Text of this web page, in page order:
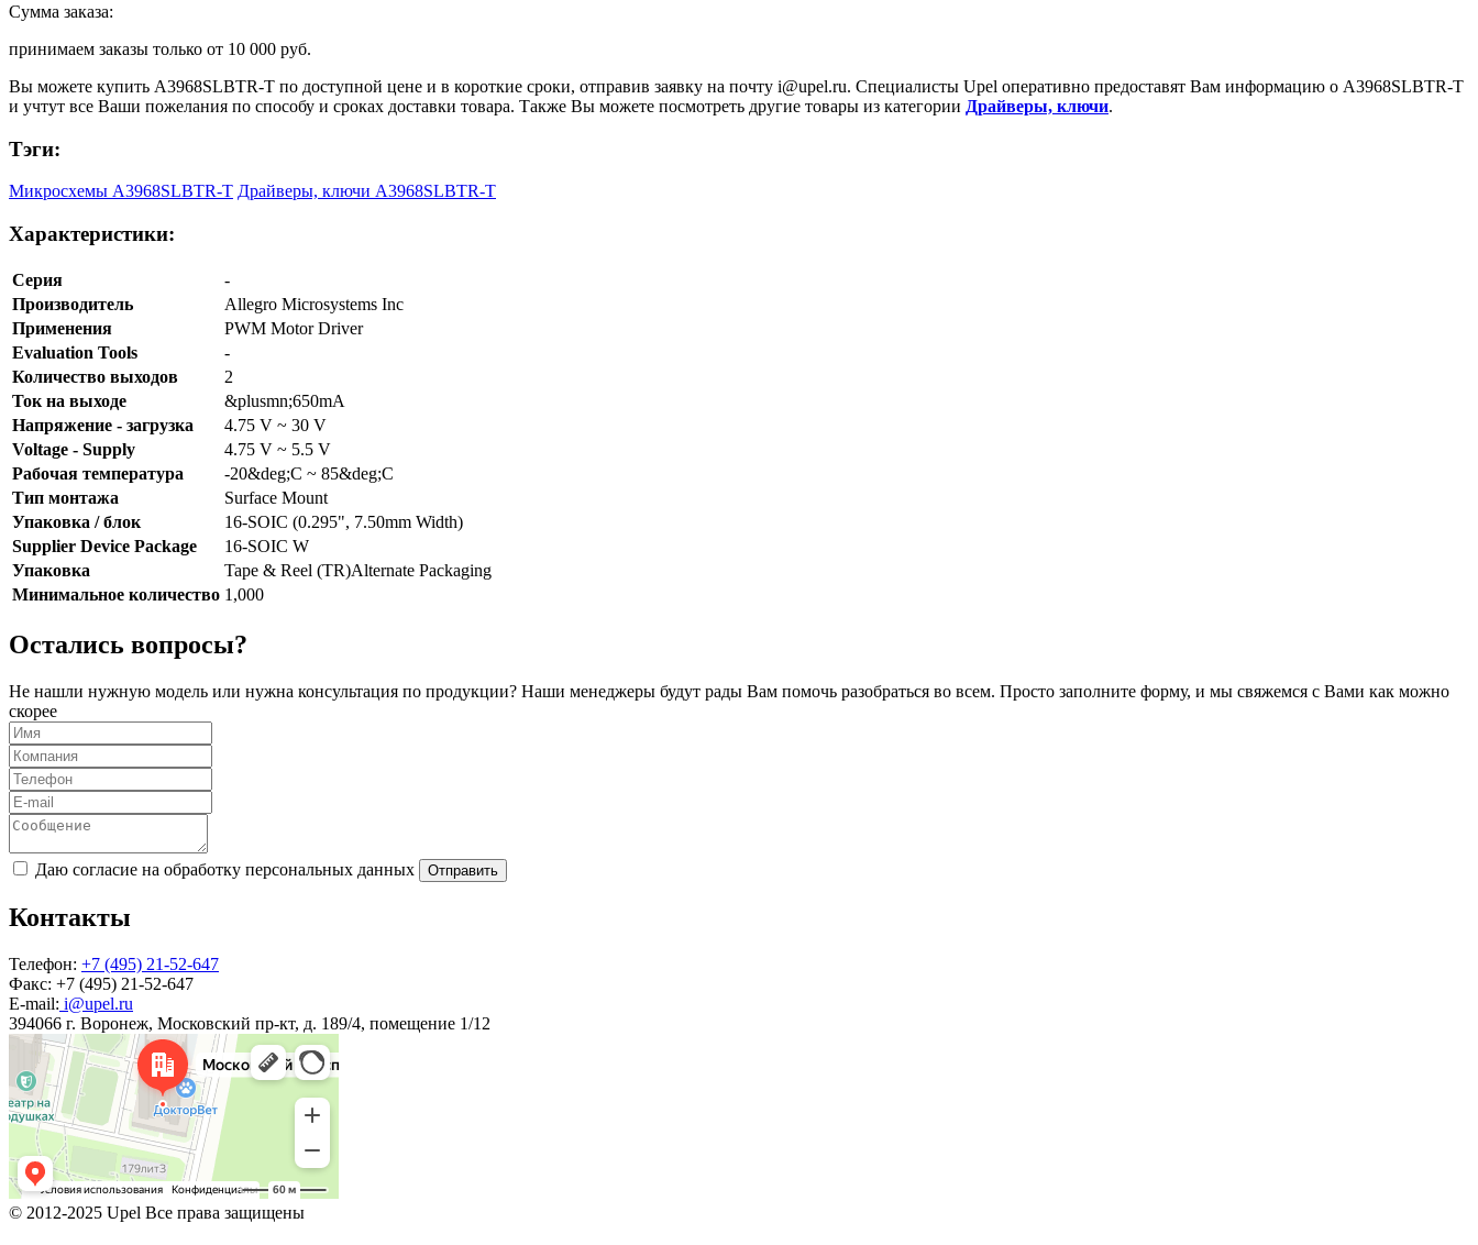
Сумма заказа:
принимаем заказы только от 10 000 руб.
Вы можете купить A3968SLBTR-T по доступной цене и в короткие сроки, отправив заявку на почту i@upel.ru. Специалисты Upel оперативно предоставят Вам информацию о A3968SLBTR-T
и учтут все Ваши пожелания по способу и сроках доставки товара. Также Вы можете посмотреть другие товары из категории Драйверы, ключи.
Тэги:
Микросхемы A3968SLBTR-T Драйверы, ключи A3968SLBTR-T
Характеристики:
Серия
-
Производитель
Allegro Microsystems Inc
Применения
PWM Motor Driver
Evaluation Tools
-
Количество выходов
2
Ток на выходе
&plusmn;650mA
Напряжение - загрузка
4.75 V ~ 30 V
Voltage - Supply
4.75 V ~ 5.5 V
Рабочая температура
-20&deg;C ~ 85&deg;C
Тип монтажа
Surface Mount
Упаковка / блок
16-SOIC (0.295", 7.50mm Width)
Supplier Device Package
16-SOIC W
Упаковка
Tape & Reel (TR)Alternate Packaging
Минимальное количество 1,000
Остались вопросы?
Не нашли нужную модель или нужна консультация по продукции? Наши менеджеры будут рады Вам помочь разобраться во всем. Просто заполните форму, и мы свяжемся с Вами как можно
скорее
Даю согласие на обработку персональных данных Отправить
Контакты
Телефон: +7 (495) 21-52-647
Факс: +7 (495) 21-52-647
E-mail: i@upel.ru
394066 г. Воронеж, Московский пр-кт, д. 189/4, помещение 1/12
© 2012-2025 Upel Все права защищены